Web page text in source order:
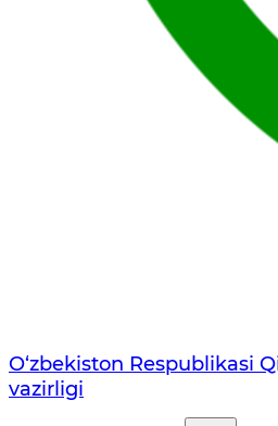
O‘zbekiston Respublikasi
vаzirligi